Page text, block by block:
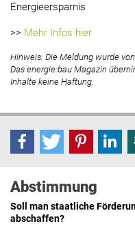
Energieersparnis
>> Mehr Infos hier
Hinweis: Die Meldung wurde
Das energie:bau Magazin
Inhalte keine Haftung.
Abstimmung
Soll man staatliche
abschaffen?